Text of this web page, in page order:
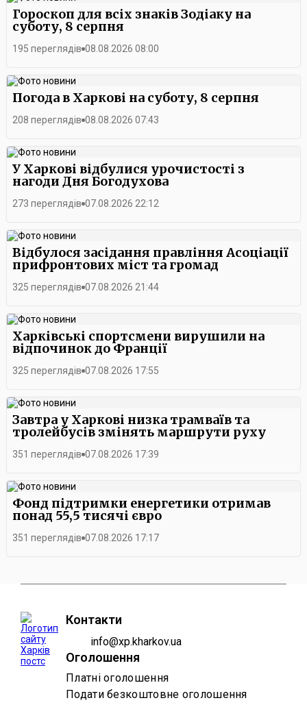
Гороскоп для всіх знаків Зодіаку на
суботу, 8 серпня
195 переглядів 08.08.2026 08:00
Погода в Харкові на суботу, 8 серпня
208 переглядів 08.08.2026 07:43
У Харкові відбулися урочистості з
нагоди Дня Богодухова
273 переглядів 07.08.2026 22:12
Відбулося засідання правління Асоціації
прифронтових міст та громад
325 переглядів 07.08.2026 21:44
Харківські спортсмени вирушили на
відпочинок до Франції
325 переглядів 07.08.2026 17:55
Завтра у Харкові низка трамваїв та
тролейбусів змінять маршрути руху
351 переглядів 07.08.2026 17:39
Фонд підтримки енергетики отримав
понад 55,5 тисячі євро
351 переглядів 07.08.2026 17:17
Контакти
info@xp.kharkov.ua
Оголошення
Платні оголошення
Подати безкоштовне оголошення